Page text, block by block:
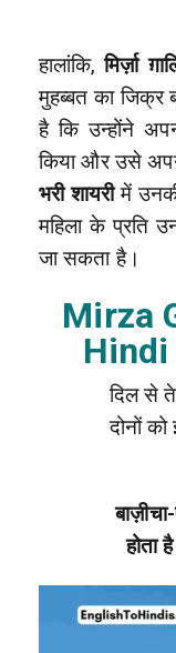
हालांकि,मिर्ज़ा
मुहब्बत का जिक्र
है कि उन्होंने
किया और उसे
भरी शायरीमें
महिला के प्रति
जा सकता है।
Mirza
Hindi
दिल से
दोनों
होता